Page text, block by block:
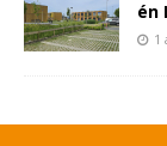
én
1